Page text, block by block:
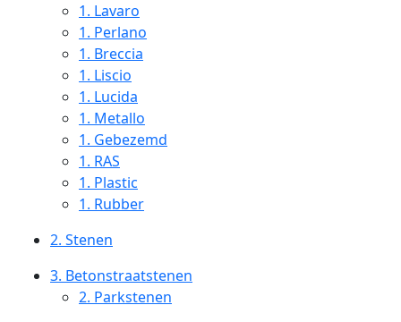
1. Lavaro
1. Perlano
1. Breccia
1. Liscio
1. Lucida
1. Metallo
1. Gebezemd
1. RAS
1. Plastic
1. Rubber
2. Stenen
3. Betonstraatstenen
2. Parkstenen